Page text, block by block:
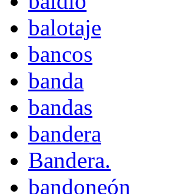
balotaje
bancos
banda
bandas
bandera
Bandera.
bandoneón